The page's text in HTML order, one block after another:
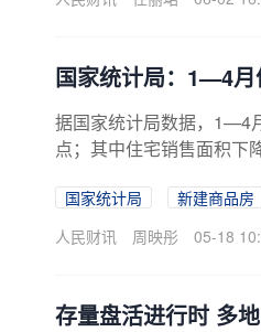
国家统计局：1—4月
据国家统计局数据，1—4
点；其中住宅销售面积下
国家统计局 新建商品房
人民财讯
周映彤 05-18
存量盘活进行时 多